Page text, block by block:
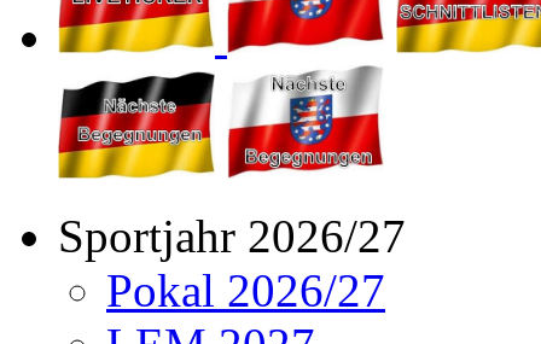
Sportjahr 2026/27
Pokal 2026/27